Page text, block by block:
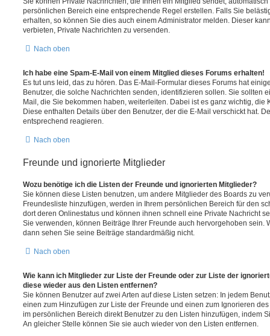
persönlichen Bereich eine entsprechende Regel erstellen. Falls Sie
erhalten, so können Sie dies auch einem Administrator melden. Dieser
verbieten, Private Nachrichten zu versenden.
Nach oben
Ich habe eine Spam-E-Mail von einem Mitglied dieses Forums erhalten!
Es tut uns leid, das zu hören. Das E-Mail-Formular dieses Forums hat
Benutzer, die solche Nachrichten senden, identifizieren sollen. Sie sollten
Mail, die Sie bekommen haben, weiterleiten. Dabei ist es ganz wichtig, die
Diese enthalten Details über den Benutzer, der die E-Mail verschickt hat.
entsprechend reagieren.
Nach oben
Freunde und ignorierte Mitglieder
Wozu benötige ich die Listen der Freunde und ignorierten Mitglieder?
Sie können diese Listen benutzen, um andere Mitglieder des Boards zu
Freundesliste hinzufügen, werden in Ihrem persönlichen Bereich für den
dort deren Onlinestatus und können ihnen schnell eine Private Nachricht
Sie verwenden, können Beiträge Ihrer Freunde auch hervorgehoben sein.
dann sehen Sie seine Beiträge standardmäßig nicht.
Nach oben
Wie kann ich Mitglieder zur Liste der Freunde oder zur Liste der
diese wieder aus den Listen entfernen?
Sie können Benutzer auf zwei Arten auf diese Listen setzen: In jedem
einen zum Hinzufügen zur Liste der Freunde und einen zum Ignorieren
im persönlichen Bereich direkt Benutzer zu den Listen hinzufügen, indem
An gleicher Stelle können Sie sie auch wieder von den Listen entfernen.